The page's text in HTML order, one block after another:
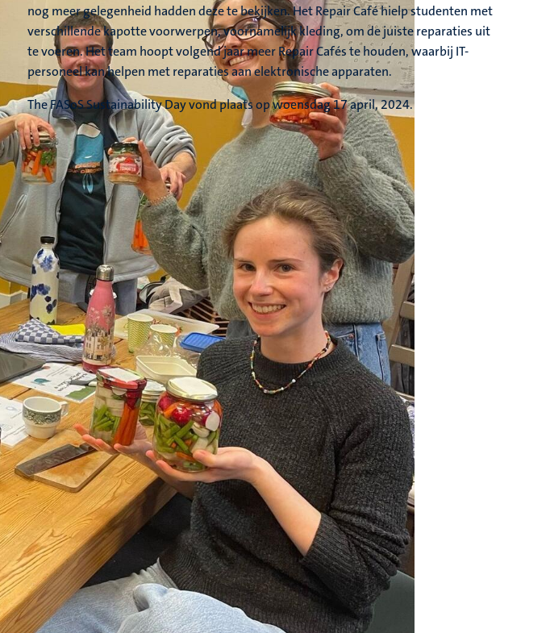
nog meer gelegenheid hadden deze te bekijken. Het Repair Café hielp studenten met
verschillende kapotte voorwerpen, voornamelijk kleding, om de juiste reparaties uit
te voeren. Het team hoopt volgend jaar meer Repair Cafés te houden, waarbij IT-
personeel kan helpen met reparaties aan elektronische apparaten.
The FASoS Sustainability Day vond plaats op woensdag 17 april, 2024.